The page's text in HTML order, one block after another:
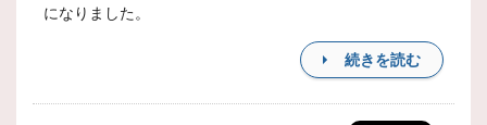
になりました。
続きを読む